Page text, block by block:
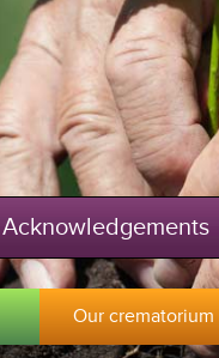
Acknowledgements
Our crematorium